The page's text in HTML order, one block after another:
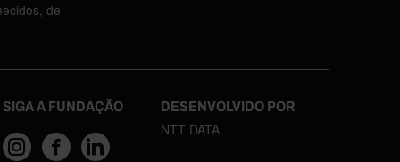
de
SIGA A FUNDAÇÃO DESENVOLVIDO POR
NTT DATA